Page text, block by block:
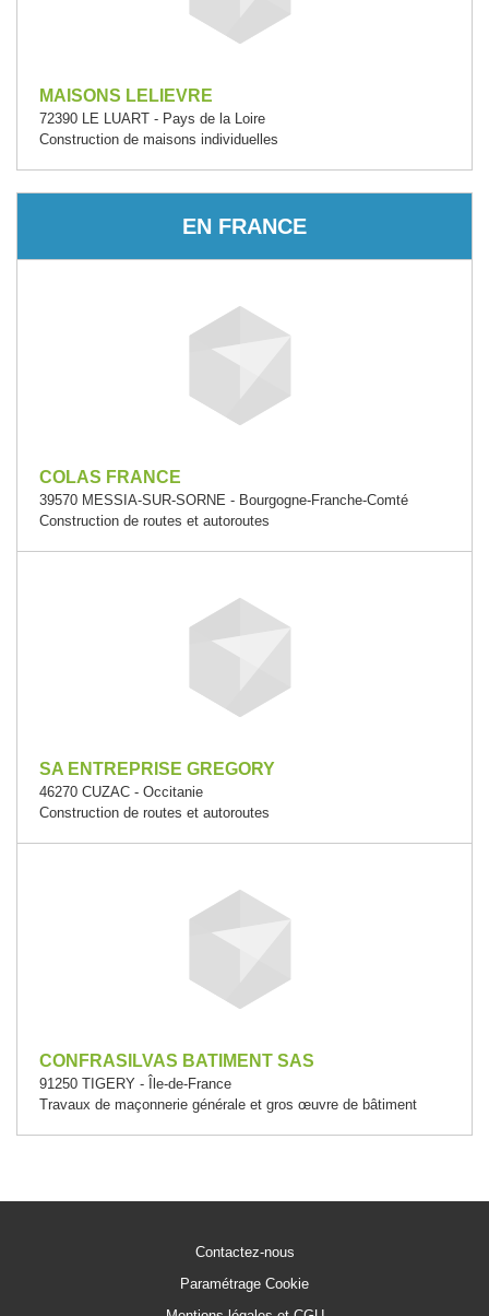
MAISONS LELIEVRE
72390 LE LUART - Pays de la Loire
Construction de maisons individuelles
EN FRANCE
COLAS FRANCE
39570 MESSIA-SUR-SORNE - Bourgogne-Franche-Comté
Construction de routes et autoroutes
SA ENTREPRISE GREGORY
46270 CUZAC - Occitanie
Construction de routes et autoroutes
CONFRASILVAS BATIMENT SAS
91250 TIGERY - Île-de-France
Travaux de maçonnerie générale et gros œuvre de bâtiment
Contactez-nous
Paramétrage Cookie